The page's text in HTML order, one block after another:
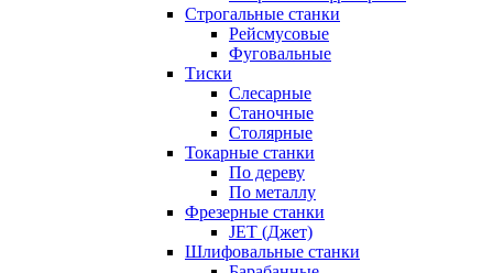
Строгальные станки
Рейсмусовые
Фуговальные
Тиски
Слесарные
Станочные
Столярные
Токарные станки
По дереву
По металлу
Фрезерные станки
JET (Джет)
Шлифовальные станки